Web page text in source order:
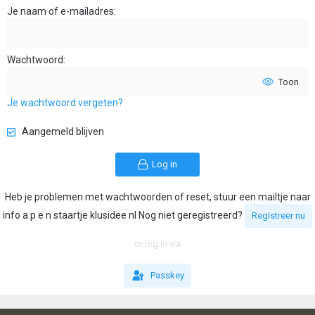
Je naam of e-mailadres
Wachtwoord
Toon
Je wachtwoord vergeten?
Aangemeld blijven
Log in
Heb je problemen met wachtwoorden of reset, stuur een mailtje naar
info a p e n staartje klusidee nl Nog niet geregistreerd?
Registreer nu
or log in via
Passkey